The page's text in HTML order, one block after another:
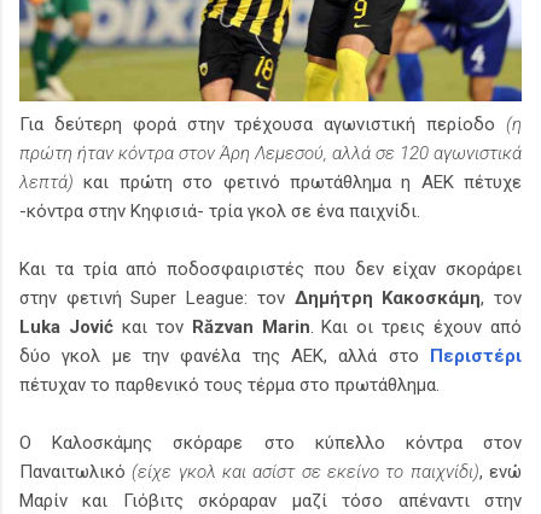
Για δεύτερη φορά στην τρέχουσα αγωνιστική περίοδο (η
πρώτη ήταν κόντρα στον Άρη Λεμεσού, αλλά σε 120 αγωνιστικά
λεπτά) και πρώτη στο φετινό πρωτάθλημα η ΑΕΚ πέτυχε
-κόντρα στην Κηφισιά- τρία γκολ σε ένα παιχνίδι.
Και τα τρία από ποδοσφαιριστές που δεν είχαν σκοράρει
στην φετινή Super League: τον Δημήτρη Κακοσκάμη, τον
Luka Jovićκαι τον Răzvan Marin. Και οι τρεις έχουν από
δύο γκολ με την φανέλα της ΑΕΚ, αλλά στο
Περιστέρι
πέτυχαν το παρθενικό τους τέρμα στο πρωτάθλημα.
Ο Καλοσκάμης σκόραρε στο κύπελλο κόντρα στον
Παναιτωλικό(είχε γκολ και ασίστ σε εκείνο το παιχνίδι), ενώ
Μαρίν και Γιόβιτς σκόραραν μαζί τόσο απέναντι στην